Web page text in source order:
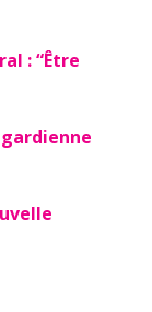
: “Être